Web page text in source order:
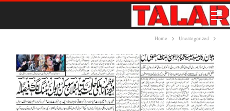
Home Uncategorized